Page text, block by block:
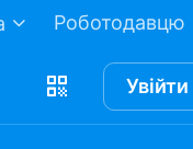
Роботодавцю
Увійти